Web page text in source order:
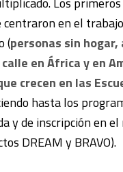
centraron en el
(personas sin hogar,
en África y en
crecen en las
hasta los
y de inscripción en
DREAM y BRAVO).